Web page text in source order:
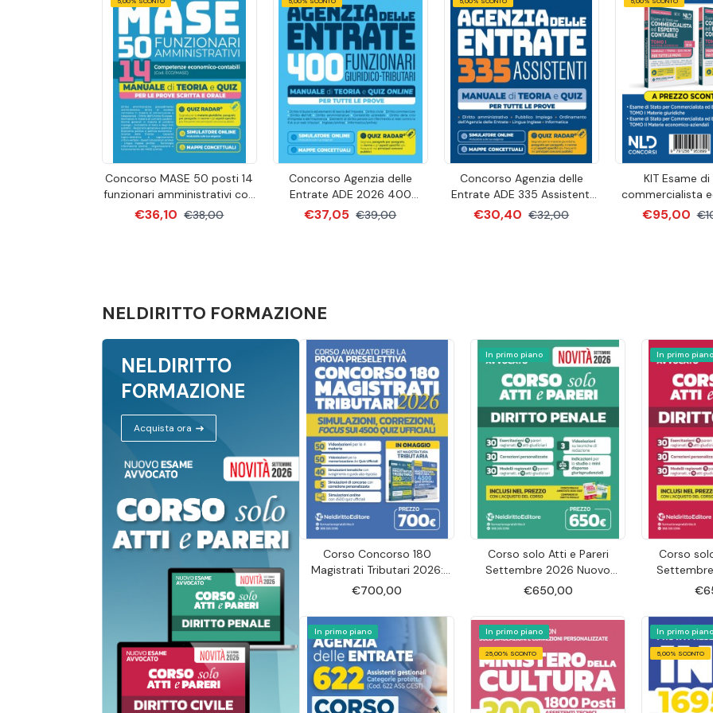
Concorso MASE 50 posti 14
funzionari amministrativi con
competenze economico-
€36,10 €38,00
Concorso Agenzia delle
Entrate ADE 2026 400
funzionari giuridico-tributari
€37,05 €39,00
Concorso Agenzia delle
Entrate ADE 335 Assistenti
Manuale di teoria e quiz per
€30,40 €32,00
KIT Esame
commercialista
contabile
€95,00
NELDIRITTO FORMAZIONE
NELDIRITTO
FORMAZIONE
Acquista ora
Corso Concorso 180
Magistrati Tributari 2026:
simulazioni, correzioni, focus
preselettiva
€700,00
In primo piano
Corso solo Atti e Pareri
Settembre 2026 Nuovo
Esame Avvocato Opzione
€650,00
In primo piano
Corso
Esame
In primo piano In primo piano
25,00% SCONTO
In primo piano
5,00% SCONTO